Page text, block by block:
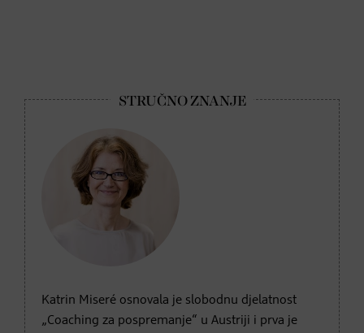
Katrin Miseré osnovala je slobodnu djelatnost
„Coaching za pospremanje“ u Austriji i prva je